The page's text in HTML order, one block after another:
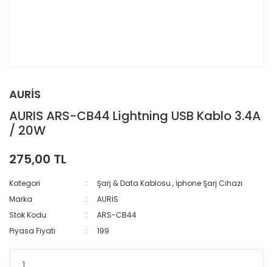
AURİS
AURIS ARS-CB44 Lightning USB Kablo 3.4A
/ 20W
275,00 TL
Kategori Şarj & Data Kablosu , İphone Şarj Cihazı
Marka
AURİS
Stok Kodu
ARS-CB44
Piyasa Fiyatı
199